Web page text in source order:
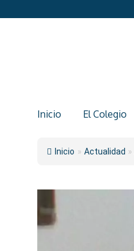
al
Inicio El Colegio
Inicio » Actualidad »